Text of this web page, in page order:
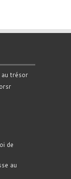
trésor
de
au